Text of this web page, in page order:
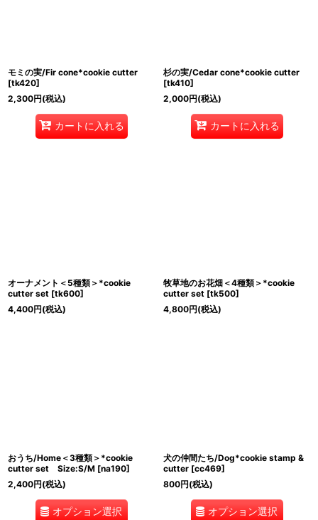
モミの実/Fir cone*cookie cutter
[tk420]
2,300円(税込)
カートに入れる
杉の実/Cedar cone*cookie cutter
[tk410]
2,000円(税込)
カートに入れる
オーナメント＜5種類＞*cookie
cutter set [tk600]
4,400円(税込)
牧草地のお花畑＜4種類＞*cookie
cutter set [tk500]
4,800円(税込)
おうち/Home＜3種類＞*cookie
cutter set Size:S/M [na190]
2,400円(税込)
オプション選択
犬の仲間たち/Dog*cookie stamp &
cutter [cc469]
800円(税込)
オプション選択